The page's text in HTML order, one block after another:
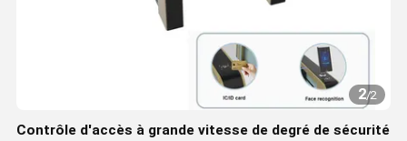
2/2
Contrôle d'accès à grande vitesse de degré de sécurité